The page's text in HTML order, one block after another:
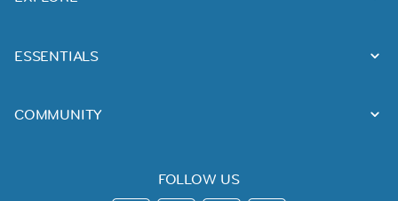
ESSENTIALS
COMMUNITY
FOLLOW US